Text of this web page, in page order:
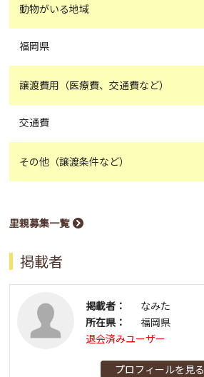
動物がいる地域
福岡県
譲渡費用（医療費、交通費など）
交通費
その他（譲渡条件など）
里親募集一覧
掲載者
掲載者：
なみた
所在県：
福岡県
退会済みユーザー
プロフィールを見る